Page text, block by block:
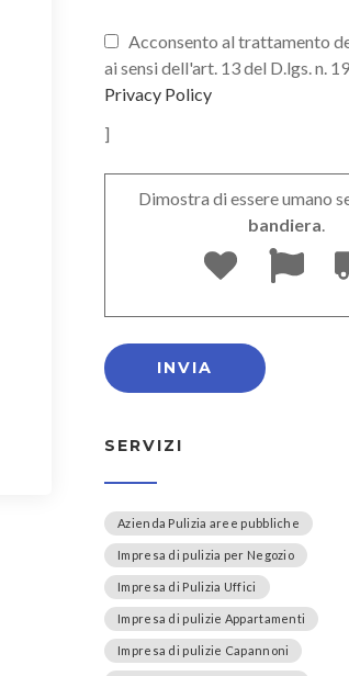
Acconsento al trattamento
ai sensi dell'art. 13 del D.lgs. n.
Privacy Policy
]
Dimostra di essere umano
bandiera.
SERVIZI
Azienda Pulizia aree pubbliche
Impresa di pulizia per Negozio
Impresa di Pulizia Uffici
Impresa di pulizie Appartamenti
Impresa di pulizie Capannoni